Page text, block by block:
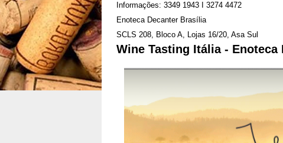
Informações: 3349 1943 I 3274 4472
Enoteca Decanter Brasília
SCLS 208, Bloco A, Lojas 16/20, Asa Sul
Wine Tasting Itália - Enoteca